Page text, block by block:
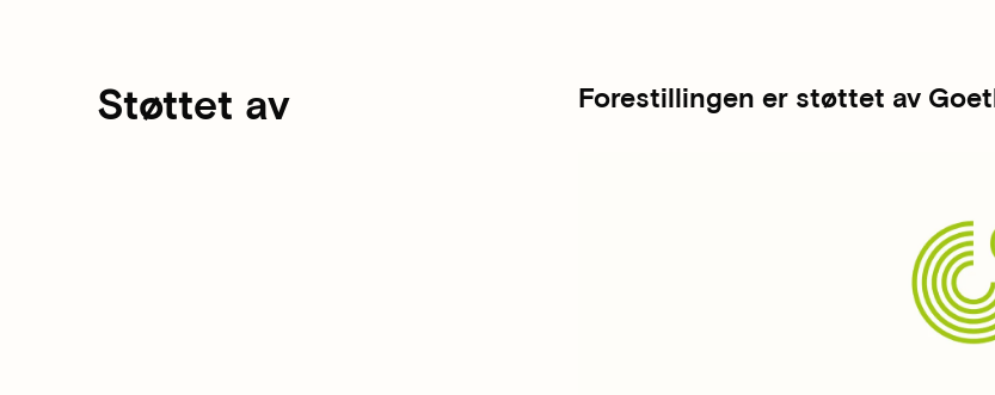
Støttet av Forestillingen er støttet av